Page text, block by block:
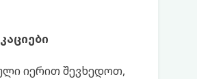
იერით შევხედოთ,